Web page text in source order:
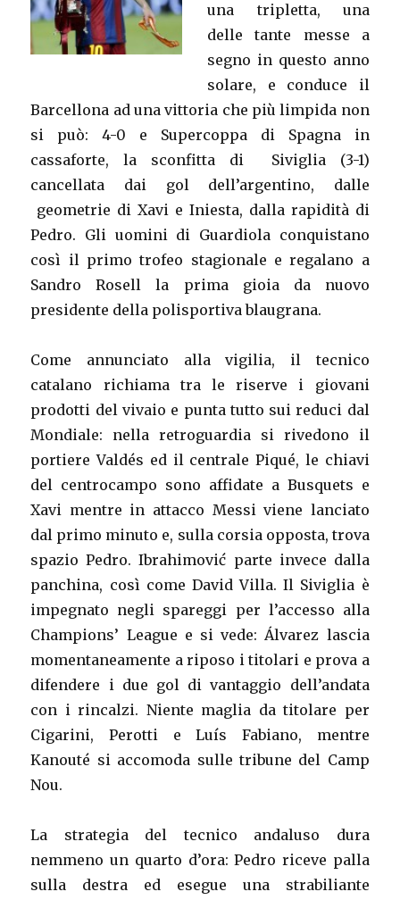
una tripletta, una
delle tante messe a
segno in questo anno
solare, e conduce il
Barcellona ad una vittoria che più limpida non
si può: 4-0 e Supercoppa di Spagna in
cassaforte, la sconfitta di Siviglia (3-1)
cancellata dai gol dell’argentino, dalle
geometrie di Xavi e Iniesta, dalla rapidità di
Pedro. Gli uomini di Guardiola conquistano
così il primo trofeo stagionale e regalano a
Sandro Rosell la prima gioia da nuovo
presidente della polisportiva blaugrana.
Come annunciato alla vigilia, il tecnico
catalano richiama tra le riserve i giovani
prodotti del vivaio e punta tutto sui reduci dal
Mondiale: nella retroguardia si rivedono il
portiere Valdés ed il centrale Piqué, le chiavi
del centrocampo sono affidate a Busquets e
Xavi mentre in attacco Messi viene lanciato
dal primo minuto e, sulla corsia opposta, trova
spazio Pedro. Ibrahimović parte invece dalla
panchina, così come David Villa. Il Siviglia è
impegnato negli spareggi per l’accesso alla
Champions’ League e si vede: Álvarez lascia
momentaneamente a riposo i titolari e prova a
difendere i due gol di vantaggio dell’andata
con i rincalzi. Niente maglia da titolare per
Cigarini, Perotti e Luís Fabiano, mentre
Kanouté si accomoda sulle tribune del Camp
Nou.
La strategia del tecnico andaluso dura
nemmeno un quarto d’ora: Pedro riceve palla
sulla destra ed esegue una strabiliante